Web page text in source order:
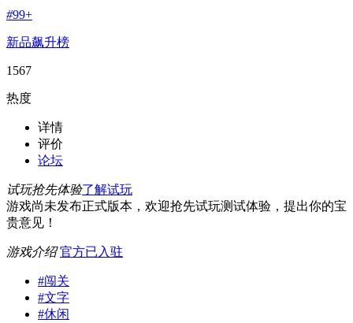
#99+
新品飙升榜
1567
热度
详情
评价
论坛
试玩抢先体验了解试玩
游戏尚未发布正式版本，欢迎抢先试玩测试体验，提出你的宝
贵意见！
游戏介绍 官方已入驻
#闯关
#文字
#休闲